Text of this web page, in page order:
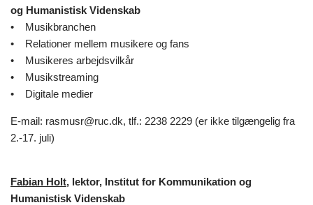
og Humanistisk Videnskab
• Musikbranchen
• Relationer mellem musikere og fans
• Musikeres arbejdsvilkår
• Musikstreaming
• Digitale medier
E-mail: rasmusr@ruc.dk, tlf.: 2238 2229 (er ikke tilgængelig fra
2.-17. juli)
Fabian Holt, lektor, Institut for Kommunikation og
Humanistisk Videnskab